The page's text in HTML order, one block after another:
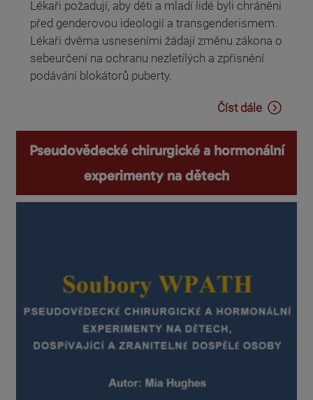
Lékaři požadují, aby děti a mladí lidé byli chráněni
před genderovou ideologií a transgenderismem.
Lékaři dvěma usneseními žádají změnu zákona o
sebeurčení na ochranu nezletilých a zpřísnění
podávání blokátorů puberty.
Číst dále
Pseudovědecké chirurgické a hormonální
experimenty na dětech